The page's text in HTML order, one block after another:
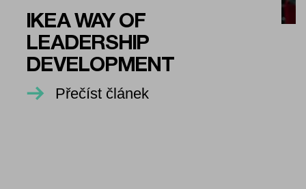
IKEA WAY OF
LEADERSHIP
DEVELOPMENT
Přečíst článek